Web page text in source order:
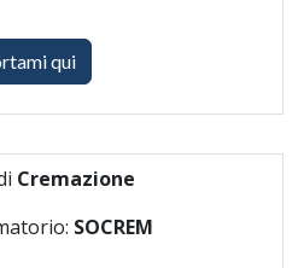
qui
Cremazione
SOCREM